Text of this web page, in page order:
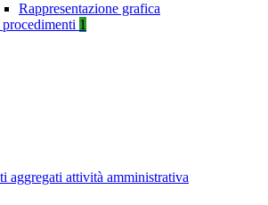
Rappresentazione grafica
1
aggregati attività amministrativa